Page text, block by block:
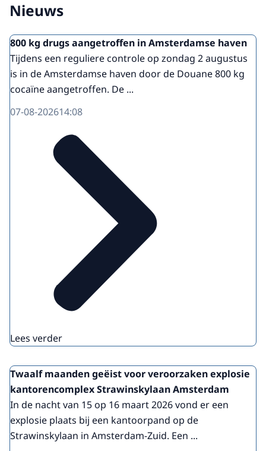
Nieuws
800 kg drugs aangetroffen in Amsterdamse haven
Tijdens een reguliere controle op zondag 2 augustus
is in de Amsterdamse haven door de Douane 800 kg
cocaïne aangetroffen. De ...
07-08-202614:08
Lees verder
Twaalf maanden geëist voor veroorzaken explosie
kantorencomplex Strawinskylaan Amsterdam
In de nacht van 15 op 16 maart 2026 vond er een
explosie plaats bij een kantoorpand op de
Strawinskylaan in Amsterdam-Zuid. Een ...